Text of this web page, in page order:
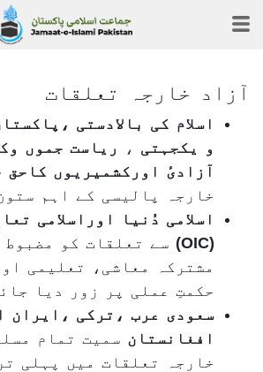
آزاد خارجہ تعلقات
اسلام کی بالادستی
و یکجہتی ،
ریاست جموں
آزادیٔ اورکشمیریوں کاحق
خارجہ پالیسی کے اہم
اسلامی دُنیا اوراسلامی
(
OIC
) سے تعلقات کو مضبوط
مشترکہ معاشی، تعلیمی
حکمتِ عملی پر زور دیا
سعودی عرب ،ترکی ،ایران
افغانستان سمیت تمام
خارجہ تعلقات میں پہلی